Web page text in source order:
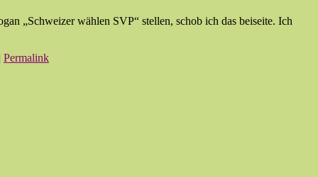
„Schweizer wählen SVP“ stellen, schob ich das beiseite. Ich
Permalink